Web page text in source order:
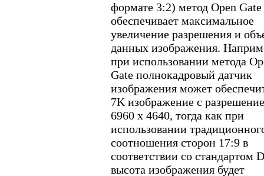
формате 3:2) метод Open Gate
обеспечивает максимальное
увеличение разрешения и
данных изображения.
при использовании метода
Gate полнокадровый датчик
изображения может
7K изображение с
6960 x 4640, тогда как при
использовании
соотношения сторон 17:9 в
соответствии со стандартом
высота изображения будет